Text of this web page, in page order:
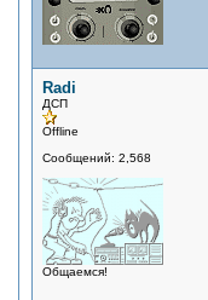
Radi
ДСП
Offline
Сообщений: 2,568
Общаемся!